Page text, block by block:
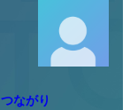
つながり